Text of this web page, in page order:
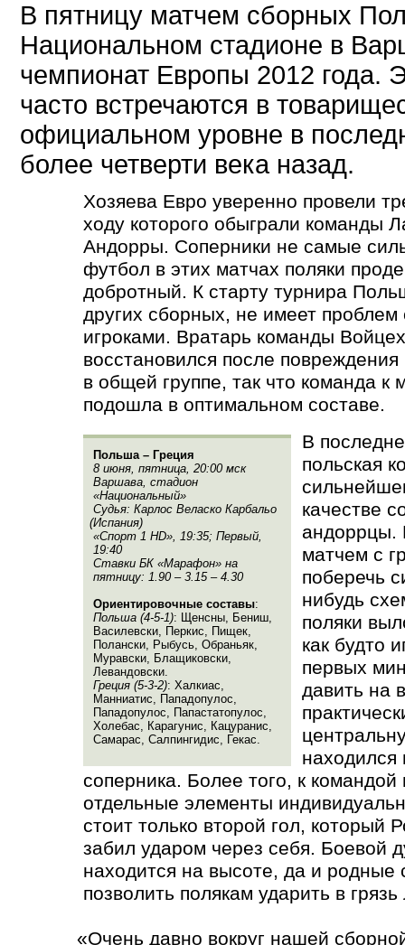
В пятницу матчем сборных
Национальном стадионе в
чемпионат Европы 2012 года.
часто встречаются в
официальном уровне в
более четверти века назад.
Хозяева Евро уверенно провели
ходу которого обыграли команды
Андорры. Соперники не самые
футбол в этих матчах поляки
добротный. К старту турнира
других сборных, не имеет
игроками. Вратарь команды
восстановился после
в общей группе, так что команда к
подошла в оптимальном составе.
Польша – Греция
8 июня, пятница, 20:00 мск
Варшава, стадион
«Национальный»
Судья: Карлос Веласко Карбальо
(Испания)
«Спорт 1 HD», 19:35; Первый,
19:40
Ставки БК «Марафон» на
пятницу: 1.90 – 3.15 – 4.30
Ориентировочные составы:
Польша (4-5-1): Щенсны, Бениш,
Василевски, Перкис, Пищек,
Полански, Рыбусь, Обраньяк,
Муравски, Блащиковски,
Левандовски.
Греция (5-3-2): Халкиас,
Манниатис, Пападопулос,
Пападопулос, Папастатопулос,
Холебас, Карагунис, Кацуранис,
Самарас, Салпингидис, Гекас.
В
польская
качестве
андоррцы.
матчем с
поберечь
нибудь
поляки
как будто
первых
давить на
находился
соперника. Более того, к
отдельные элементы
стоит только второй гол, который
забил ударом через себя. Боевой
находится на высоте, да и
позволить полякам ударить в
«Очень давно вокруг нашей